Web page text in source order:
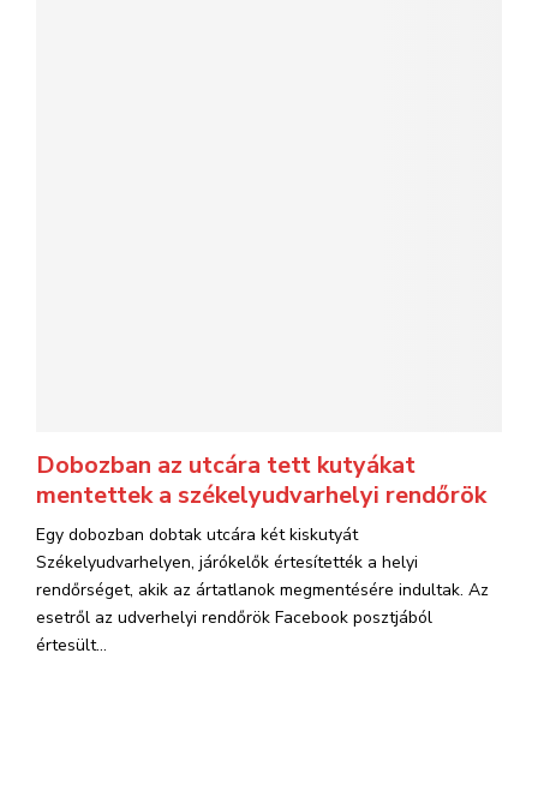
Dobozban az utcára tett kutyákat
mentettek a székelyudvarhelyi rendőrök
Egy dobozban dobtak utcára két kiskutyát
Székelyudvarhelyen, járókelők értesítették a helyi
rendőrséget, akik az ártatlanok megmentésére indultak. Az
esetről az udverhelyi rendőrök Facebook posztjából
értesült...